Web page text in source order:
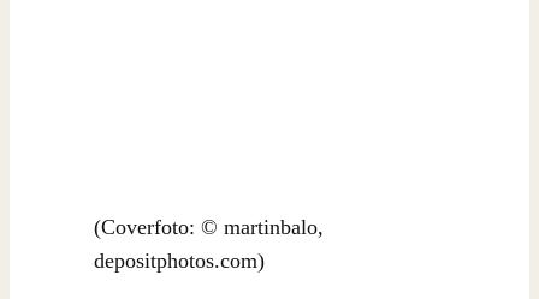
(Coverfoto: © martinbalo,
depositphotos.com)